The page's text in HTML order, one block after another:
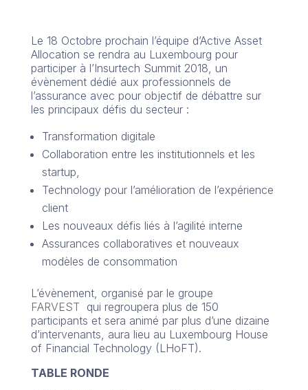
Le 18 Octobre prochain l’équipe d’Active Asset
Allocation se rendra au Luxembourg pour
participer à l’Insurtech Summit 2018, un
évènement dédié aux professionnels de
l’assurance avec pour objectif de débattre sur
les principaux défis du secteur :
Transformation digitale
Collaboration entre les institutionnels et les
startup,
Technology pour l’amélioration de l’expérience
client
Les nouveaux défis liés à l’agilité interne
Assurances collaboratives et nouveaux
modèles de consommation
L’évènement, organisé par le groupe
FARVEST qui regroupera plus de 150
participants et sera animé par plus d’une dizaine
d’intervenants, aura lieu au Luxembourg House
of Financial Technology (LHoFT).
TABLE RONDE